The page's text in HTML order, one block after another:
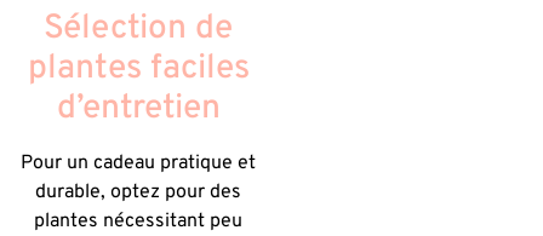
Sélection de
plantes faciles
d’entretien
Pour un cadeau pratique et
durable, optez pour des
plantes nécessitant peu